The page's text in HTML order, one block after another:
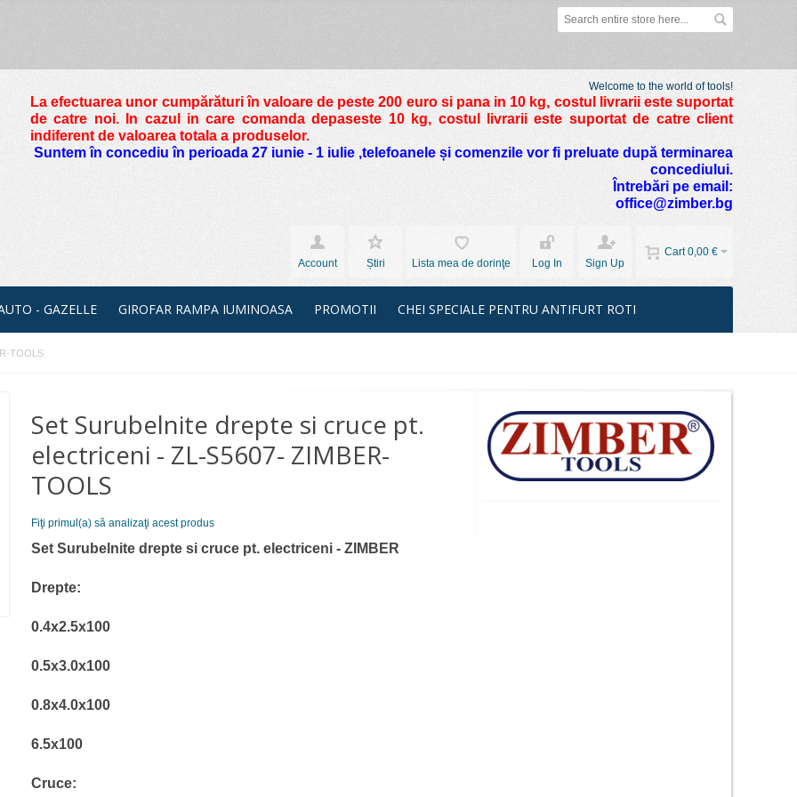
Welcome to the world of tools!
La efectuarea unor cumpărături în valoare de peste 200 euro si pana in 10 kg, costul livrarii este suportat
de catre noi. In cazul in care comanda depaseste 10 kg, costul livrarii este suportat de catre client
indiferent de valoarea totala a produselor.
Suntem în concediu în perioada 27 iunie - 1 iulie ,telefoanele și comenzile vor fi preluate după terminarea
concediului.
Întrebări pe email:
office@zimber.bg
Cart 0,00 €
Account
Știri Lista mea de dorinţe Log In Sign Up
- GAZELLE GIROFAR RAMPA IUMINOASA PROMOTII CHEI SPECIALE PENTRU ANTIFURT ROTI
TOOLS
Set Surubelnite drepte si cruce pt.
electriceni - ZL-S5607- ZIMBER-
TOOLS
Fiţi primul(a) să analizaţi acest produs
Set Surubelnite drepte si cruce pt. electriceni - ZIMBER
Drepte:
0.4x2.5x100
0.5x3.0x100
0.8x4.0x100
6.5x100
Cruce: